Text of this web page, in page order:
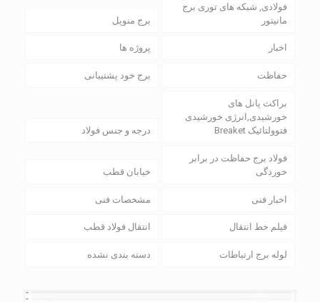
فولادی, شبکه های توری برج
مانیتور
برج منوپل
اخبار پروژه ها
حفاظت برج خود پشتیبانی
براکت پانل های
خورشیدی,انرژی خورشیدی
فتوولتائیک Breaket
درجه و جنس فولاد
فولاد برج حفاظت در برابر
خوردگی
خیابان قطب
اخبار فنی مشخصات فنی
فیلم خط انتقال انتقال فولاد قطب
لوله برج ارتباطات دسته بندی نشده